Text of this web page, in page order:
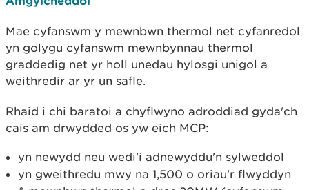
Mae cyfanswm y mewnbwn thermol net cyfanredol
yn golygu cyfanswm mewnbynnau thermol
graddedig net yr holl unedau hylosgi unigol a
weithredir ar yr un safle.
Rhaid i chi baratoi a chyflwyno adroddiad gyda'ch
cais am drwydded os yw eich MCP:
yn newydd neu wedi'i adnewyddu'n sylweddol
yn gweithredu mwy na 1,500 o oriau'r flwyddyn